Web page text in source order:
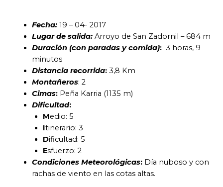
Fecha: 19 – 04- 2017
Lugar de salida:Arroyo de San Zadornil – 684 m
Duración (con paradas y comida):3 horas, 9
minutos
Distancia recorrida:3,8 Km
Montañeros: 2
Cimas:Peña Karria (1135 m)
Dificultad:
Medio: 5
Itinerario: 3
Dificultad: 5
Esfuerzo: 2
Condiciones Meteorológicas: Día nuboso y con
rachas de viento en las cotas altas.